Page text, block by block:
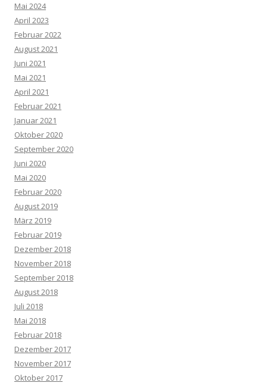
Mai 2024
April 2023
Februar 2022
August 2021
Juni 2021
Mai 2021
April 2021
Februar 2021
Januar 2021
Oktober 2020
September 2020
Juni 2020
Mai 2020
Februar 2020
August 2019
März 2019
Februar 2019
Dezember 2018
November 2018
September 2018
August 2018
Juli 2018
Mai 2018
Februar 2018
Dezember 2017
November 2017
Oktober 2017